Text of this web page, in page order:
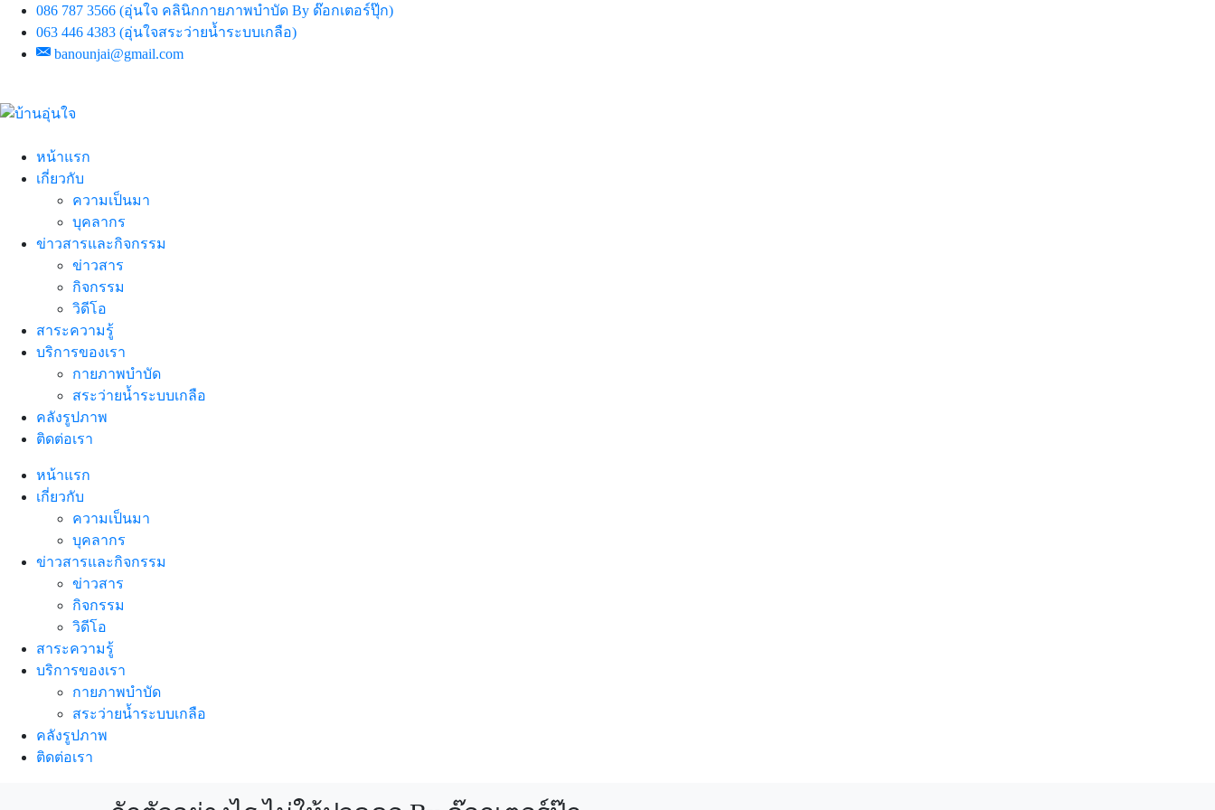
086 787 3566 (อุ่นใจ คลินิกกายภาพบำบัด By ด๊อกเตอร์ปุ๊ก)
063 446 4383 (อุ่นใจสระว่ายน้ำระบบเกลือ)
banounjai@gmail.com
หน้าแรก
เกี่ยวกับ
ความเป็นมา
บุคลากร
ข่าวสารและกิจกรรม
ข่าวสาร
กิจกรรม
วิดีโอ
สาระความรู้
บริการของเรา
กายภาพบำบัด
สระว่ายน้ำระบบเกลือ
คลังรูปภาพ
ติดต่อเรา
หน้าแรก
เกี่ยวกับ
ความเป็นมา
บุคลากร
ข่าวสารและกิจกรรม
ข่าวสาร
กิจกรรม
วิดีโอ
สาระความรู้
บริการของเรา
กายภาพบำบัด
สระว่ายน้ำระบบเกลือ
คลังรูปภาพ
ติดต่อเรา